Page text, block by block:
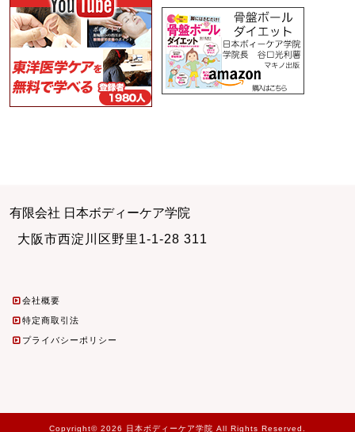
有限会社 日本ボディーケア学院
大阪市西淀川区野里1-1-28 311
会社概要
特定商取引法
プライバシーポリシー
Copyright© 2026 日本ボディーケア学院 All Rights Reserved.